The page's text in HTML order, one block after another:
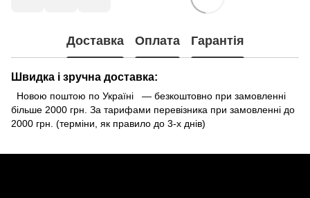
Доставка Оплата Гарантія
Швидка і зручна доставка:
Новою поштою по Україні — безкоштовно при замовленні
більше 2000 грн. За тарифами перевізника при замовленні до
2000 грн. (терміни, як правило до 3-х днів)